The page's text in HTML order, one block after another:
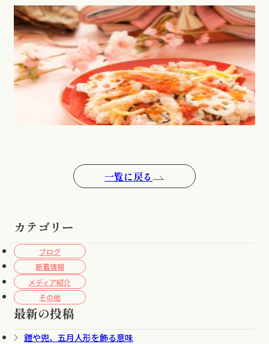
カテゴリー
ブログ
新着情報
メディア紹介
その他
最新の投稿
鎧や兜、五月人形を飾る意味
一覧に戻る